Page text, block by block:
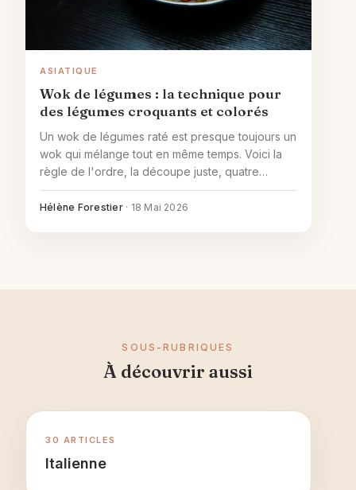
ASIATIQUE
Wok de légumes : la technique pour
des légumes croquants et colorés
Un wok de légumes raté est presque toujours un
wok qui mélange tout en même temps. Voici la
règle de l'ordre, la découpe juste, quatre
sauces maison et les variantes protéinées.
Hélène Forestier · 18 Mai 2026
SOUS-RUBRIQUES
À découvrir aussi
30 ARTICLES
Italienne